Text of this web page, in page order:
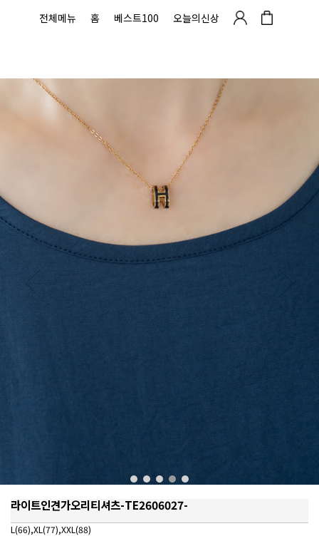
전체메뉴 홈 베스트100 오늘의신상
라이트인견가오리티셔츠-TE2606027-
L(66),XL(77),XXL(88)